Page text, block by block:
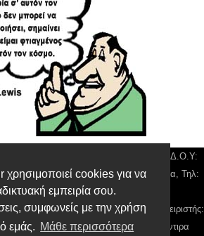
cookies για να
εμπειρία σου.
συμφωνείς με την χρήση
εμάς. Μάθε περισσότερα
Τίτλος: Orion Media, ΑΦΜ: 043750542, Δ.Ο.Υ:
Δ/νση: Τιουσόν 31 τ.κ 42132 Τρίκαλα, Τηλ:
email: news@3kalanews.gr
Εκπρόσωπος, Ιδιοκτήτης και Διαχειριστής:
Γιαννουσά Βασιλική, Διευθύντιρα